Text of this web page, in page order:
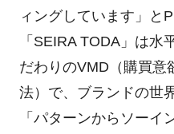
ィングしています」と
「SEIRA TODA」は水
だわりのVMD（購買意
法）で、ブランドの世
「パターンからソーイ